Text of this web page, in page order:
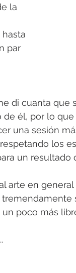
la
par
di cuanta que
él, por lo
una sesión
los
un resultado
arte en
poco más